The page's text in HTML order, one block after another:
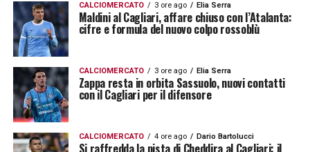
CALCIOMERCATO 3 ore ago Elia Serra
Maldini al Cagliari, affare chiuso con l’Atalanta:
cifre e formula del nuovo colpo rossoblù
CALCIOMERCATO 3 ore ago Elia Serra
Zappa resta in orbita Sassuolo, nuovi contatti
con il Cagliari per il difensore
CALCIOMERCATO 4 ore ago Dario Bartolucci
Si raffredda la pista di Cheddira al Cagliari: il